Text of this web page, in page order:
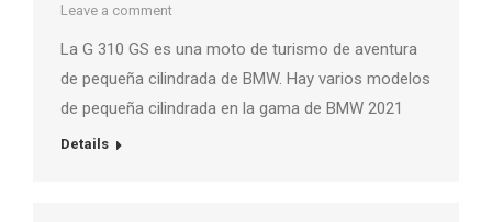
Leave a comment
La G 310 GS es una moto de turismo de aventura
de pequeña cilindrada de BMW. Hay varios modelos
de pequeña cilindrada en la gama de BMW 2021
Details